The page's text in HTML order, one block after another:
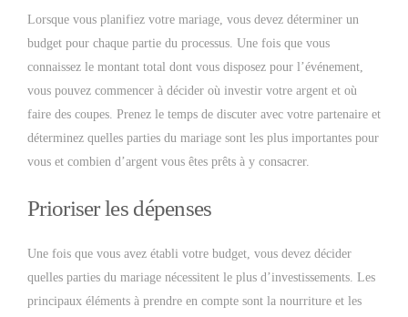
Lorsque vous planifiez votre mariage, vous devez déterminer un
budget pour chaque partie du processus. Une fois que vous
connaissez le montant total dont vous disposez pour l’événement,
vous pouvez commencer à décider où investir votre argent et où
faire des coupes. Prenez le temps de discuter avec votre partenaire et
déterminez quelles parties du mariage sont les plus importantes pour
vous et combien d’argent vous êtes prêts à y consacrer.
Prioriser les dépenses
Une fois que vous avez établi votre budget, vous devez décider
quelles parties du mariage nécessitent le plus d’investissements. Les
principaux éléments à prendre en compte sont la nourriture et les